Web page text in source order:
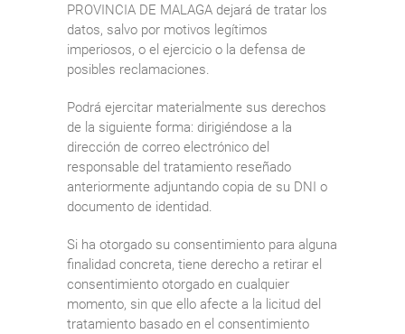
PROVINCIA DE MALAGA dejará de tratar los
datos, salvo por motivos legítimos
imperiosos, o el ejercicio o la defensa de
posibles reclamaciones.
Podrá ejercitar materialmente sus derechos
de la siguiente forma: dirigiéndose a la
dirección de correo electrónico del
responsable del tratamiento reseñado
anteriormente adjuntando copia de su DNI o
documento de identidad.
Si ha otorgado su consentimiento para alguna
finalidad concreta, tiene derecho a retirar el
consentimiento otorgado en cualquier
momento, sin que ello afecte a la licitud del
tratamiento basado en el consentimiento